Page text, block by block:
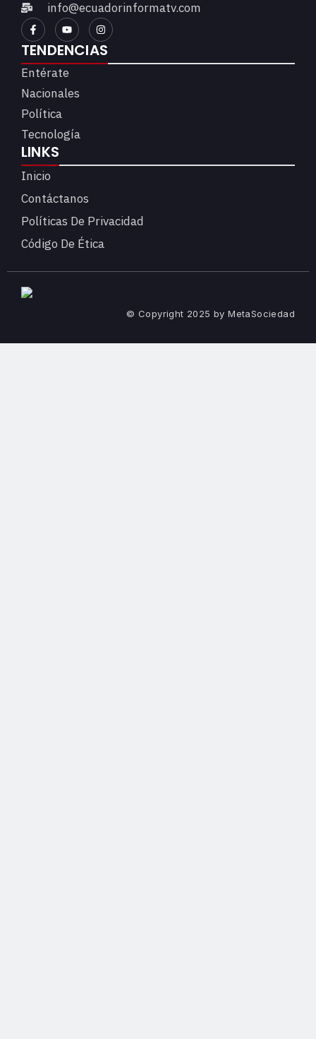
info@ecuadorinformatv.com
TENDENCIAS
Entérate
Nacionales
Política
Tecnología
LINKS
Inicio
Contáctanos
Políticas De Privacidad
Código De Ética
© Copyright 2025 by MetaSociedad